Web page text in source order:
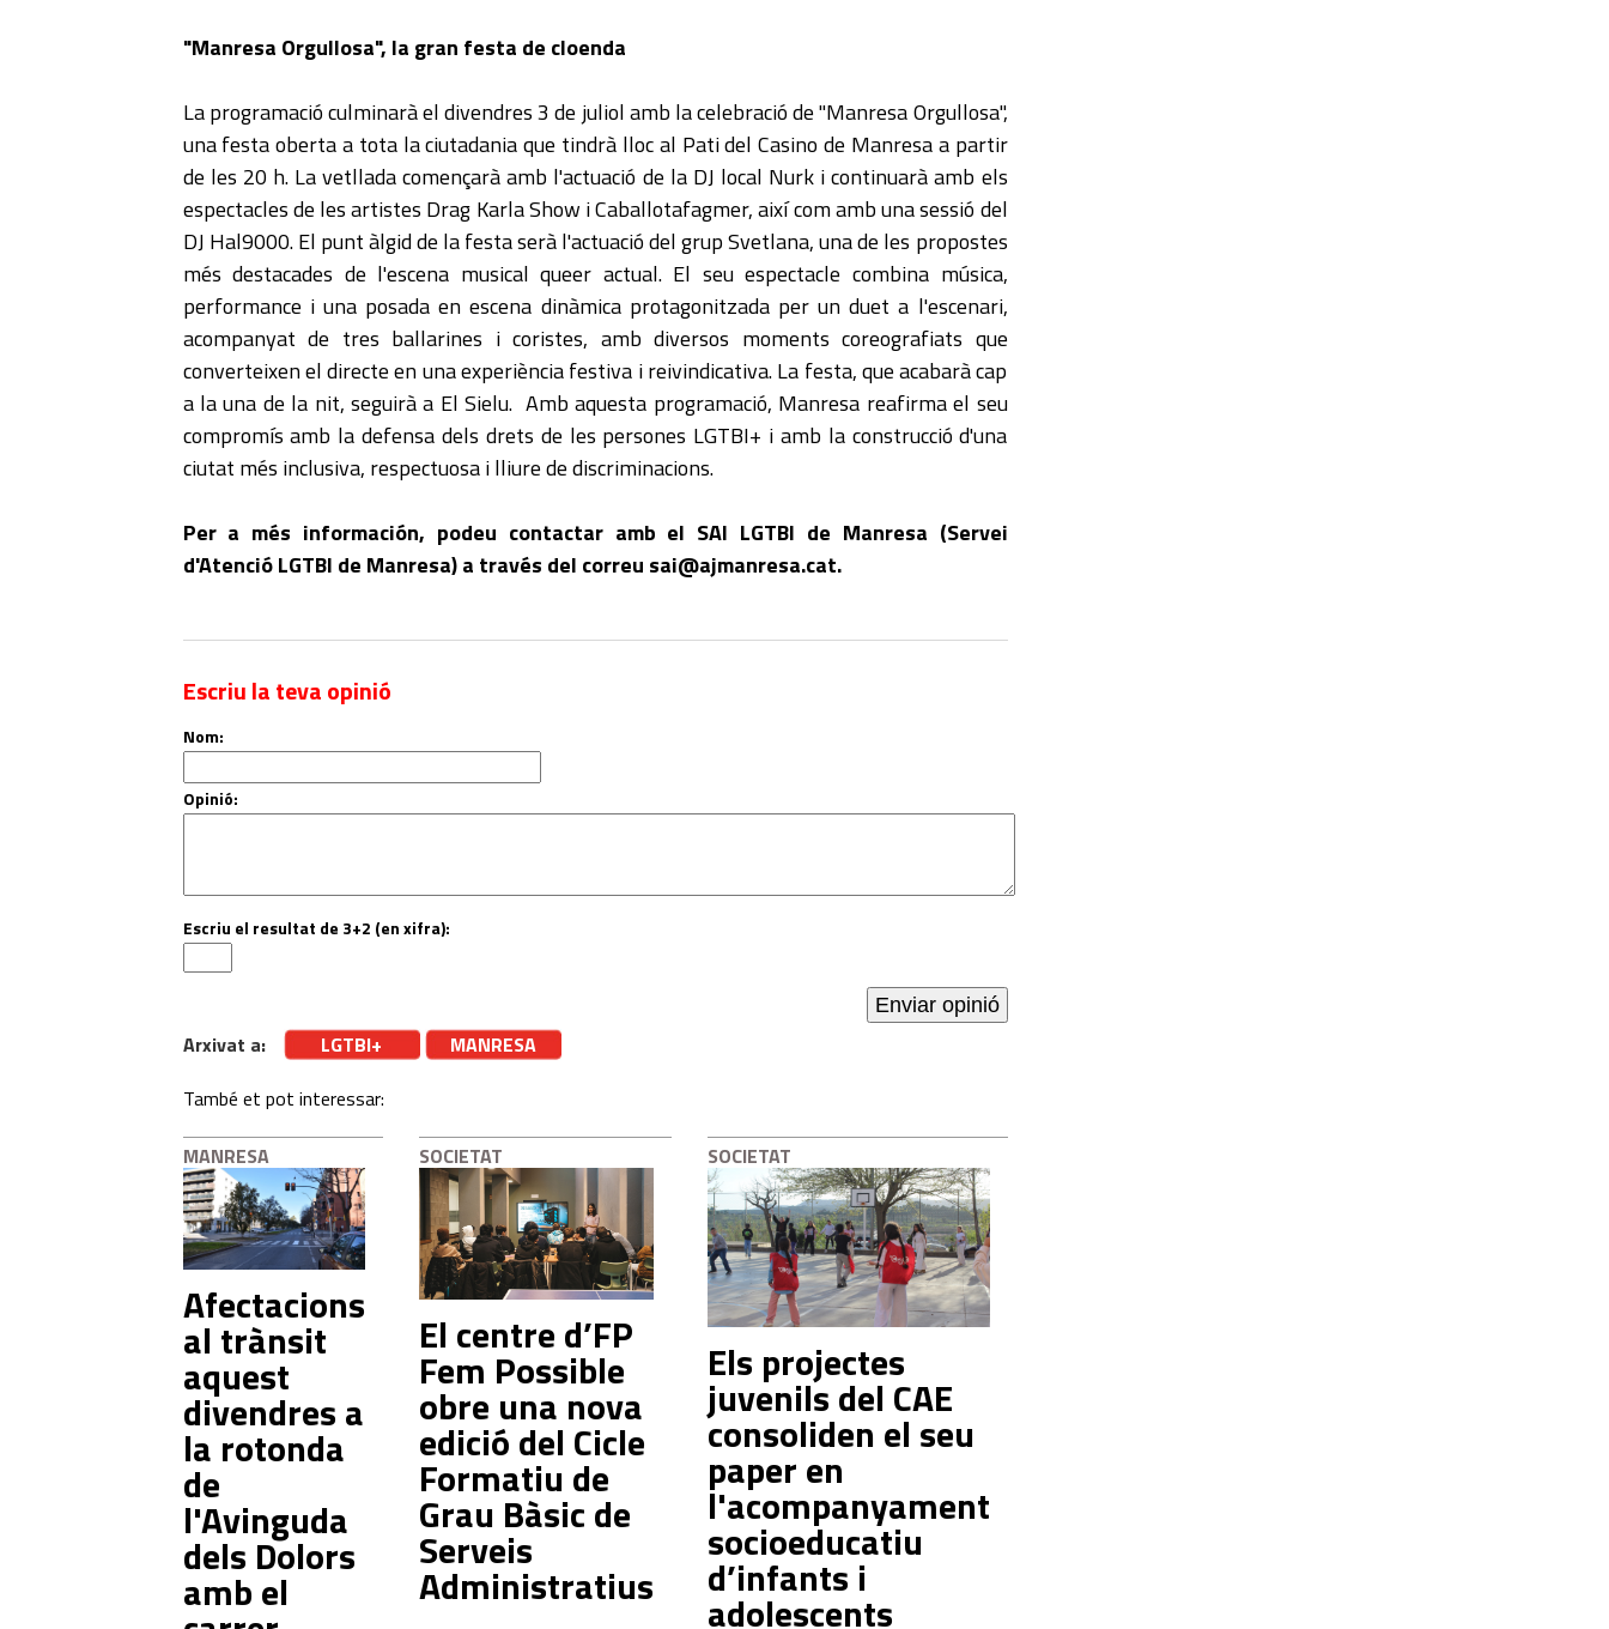
"Manresa Orgullosa", la gran festa de cloenda
La programació culminarà el divendres 3 de juliol amb la celebració de "Manresa Orgullosa",
una festa oberta a tota la ciutadania que tindrà lloc al Pati del Casino de Manresa a partir
de les 20 h. La vetllada començarà amb l'actuació de la DJ local Nurk i continuarà amb els
espectacles de les artistes Drag Karla Show i Caballotafagmer, així com amb una sessió del
DJ Hal9000. El punt àlgid de la festa serà l'actuació del grup Svetlana, una de les propostes
més destacades de l'escena musical queer actual. El seu espectacle combina música,
performance i una posada en escena dinàmica protagonitzada per un duet a l'escenari,
acompanyat de tres ballarines i coristes, amb diversos moments coreografiats que
converteixen el directe en una experiència festiva i reivindicativa. La festa, que acabarà cap
a la una de la nit, seguirà a El Sielu. Amb aquesta programació, Manresa reafirma el seu
compromís amb la defensa dels drets de les persones LGTBI+ i amb la construcció d'una
ciutat més inclusiva, respectuosa i lliure de discriminacions.
Per a més información, podeu contactar amb el SAI LGTBI de Manresa (Servei
d'Atenció LGTBI de Manresa) a través del correu sai@ajmanresa.cat.
Escriu la teva opinió
Nom:
Opinió:
Escriu el resultat de 3+2 (en xifra):
Arxivat a: LGTBI+
MANRESA
També et pot interessar:
MANRESA
Afectacions
al trànsit
aquest
divendres a
la rotonda
de
l'Avinguda
dels Dolors
amb el
SOCIETAT
El centre d’FP
Fem Possible
obre una nova
edició del Cicle
Formatiu de
Grau Bàsic de
Serveis
Administratius
SOCIETAT
Els projectes
juvenils del CAE
consoliden el seu
paper en
l'acompanyament
socioeducatiu
d’infants i
adolescents